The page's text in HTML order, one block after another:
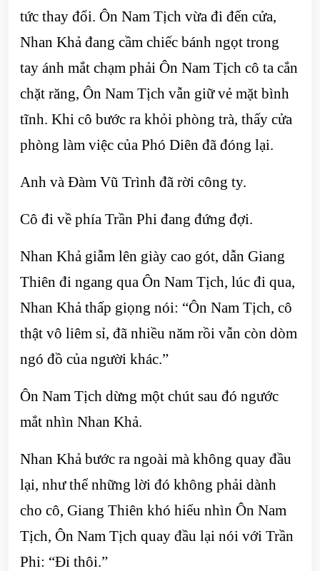
tức thay đổi. Ôn Nam Tịch vừa đi đến cửa,
Nhan Khả đang cầm chiếc bánh ngọt trong
tay ánh mắt chạm phải Ôn Nam Tịch cô ta cắn
chặt răng, Ôn Nam Tịch vẫn giữ vẻ mặt bình
tĩnh. Khi cô bước ra khỏi phòng trà, thấy cửa
phòng làm việc của Phó Diên đã đóng lại.
Anh và Đàm Vũ Trình đã rời công ty.
Cô đi về phía Trần Phi đang đứng đợi.
Nhan Khả giẫm lên giày cao gót, dẫn Giang
Thiên đi ngang qua Ôn Nam Tịch, lúc đi qua,
Nhan Khả thấp giọng nói: “Ôn Nam Tịch, cô
thật vô liêm sỉ, đã nhiều năm rồi vẫn còn dòm
ngó đồ của người khác.”
Ôn Nam Tịch dừng một chút sau đó ngước
mắt nhìn Nhan Khả.
Nhan Khả bước ra ngoài mà không quay đầu
lại, như thể những lời đó không phải dành
cho cô, Giang Thiên khó hiểu nhìn Ôn Nam
Tịch, Ôn Nam Tịch quay đầu lại nói với Trần
Phi: “Đi thôi.”